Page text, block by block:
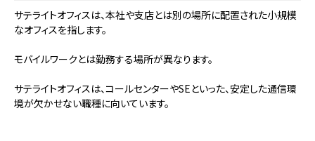
サテライトオフィスは、本社や支店とは別の場所に配置された小規模
なオフィスを指します。
モバイルワークとは勤務する場所が異なります。
サテライトオフィスは、コールセンターやSEといった、安定した通信環
境が欠かせない職種に向いています。